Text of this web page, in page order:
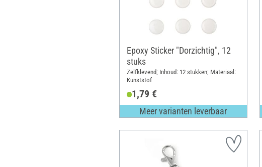
Epoxy Sticker "Dorzichtig", 12
stuks
Zelfklevend; Inhoud: 12 stukken; Materiaal:
Kunststof
1,79 €
Meer varianten leverbaar